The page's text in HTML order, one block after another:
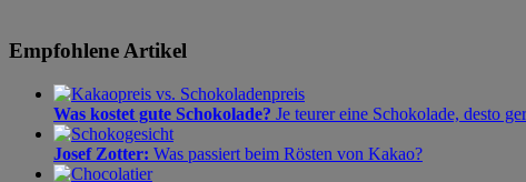
Empfohlene Artikel
Was kostet gute Schokolade? Je teurer eine Schokolade, desto
Josef Zotter: Was passiert beim Rösten von Kakao?